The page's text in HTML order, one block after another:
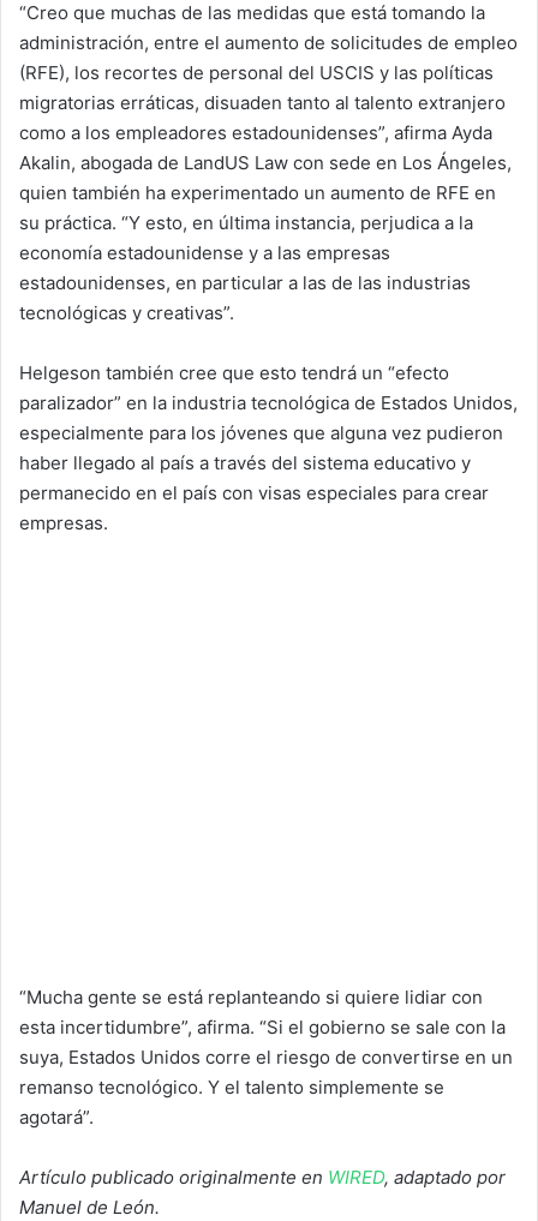
“Creo que muchas de las medidas que está tomando la
administración, entre el aumento de solicitudes de empleo
(RFE), los recortes de personal del USCIS y las políticas
migratorias erráticas, disuaden tanto al talento extranjero
como a los empleadores estadounidenses”, afirma Ayda
Akalin, abogada de LandUS Law con sede en Los Ángeles,
quien también ha experimentado un aumento de RFE en
su práctica. “Y esto, en última instancia, perjudica a la
economía estadounidense y a las empresas
estadounidenses, en particular a las de las industrias
tecnológicas y creativas”.
Helgeson también cree que esto tendrá un “efecto
paralizador” en la industria tecnológica de Estados Unidos,
especialmente para los jóvenes que alguna vez pudieron
haber llegado al país a través del sistema educativo y
permanecido en el país con visas especiales para crear
empresas.
“Mucha gente se está replanteando si quiere lidiar con
esta incertidumbre”, afirma. “Si el gobierno se sale con la
suya, Estados Unidos corre el riesgo de convertirse en un
remanso tecnológico. Y el talento simplemente se
agotará”.
Artículo publicado originalmente en WIRED, adaptado por
Manuel de León.